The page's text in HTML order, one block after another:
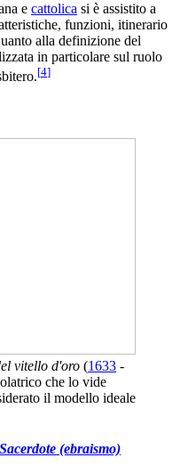
e cattolica si è assistito a
funzioni, itinerario
alla definizione del
in particolare sul ruolo
[4]
vitello d'oro (1633 -
che lo vide
il modello ideale
Sacerdote (ebraismo)